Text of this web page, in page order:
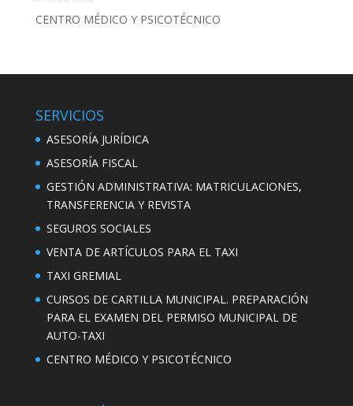
CENTRO MÉDICO Y PSICOTÉCNICO
SERVICIOS
ASESORÍA JURÍDICA
ASESORÍA FISCAL
GESTIÓN ADMINISTRATIVA: MATRICULACIONES,
TRANSFERENCIA Y REVISTA
SEGUROS SOCIALES
VENTA DE ARTÍCULOS PARA EL TAXI
TAXI GREMIAL
CURSOS DE CARTILLA MUNICIPAL. PREPARACIÓN
PARA EL EXAMEN DEL PERMISO MUNICIPAL DE
AUTO-TAXI
CENTRO MÉDICO Y PSICOTÉCNICO